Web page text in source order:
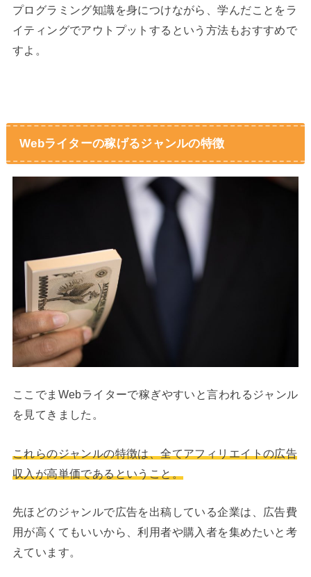
プログラミング知識を身につけながら、学んだことをラ
イティングでアウトプットするという方法もおすすめで
すよ。
Webライターの稼げるジャンルの特徴
ここでまWebライターで稼ぎやすいと言われるジャンル
を見てきました。
これらのジャンルの特徴は、全てアフィリエイトの広告
収入が高単価であるということ。
先ほどのジャンルで広告を出稿している企業は、広告費
用が高くてもいいから、利用者や購入者を集めたいと考
えています。